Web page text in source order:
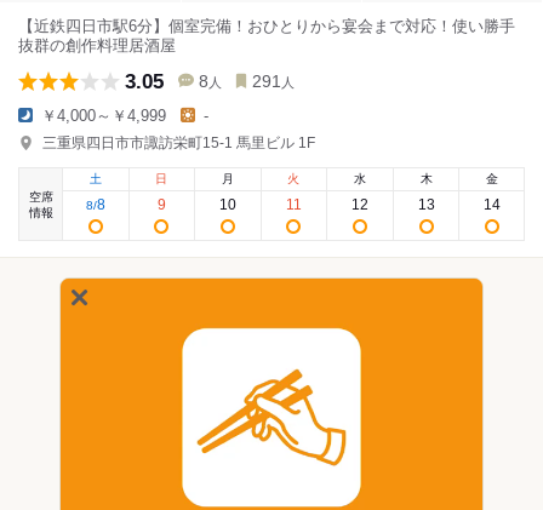
【近鉄四日市駅6分】個室完備！おひとりから宴会まで対応！使い勝手
抜群の創作料理居酒屋
3.05 8 人 291 人
￥4,000～￥4,999 -
三重県四日市市諏訪栄町15-1 馬里ビル 1F
空席
情報
土
8/8
日
9
月
10
火
11
水
12
木
13
金
14